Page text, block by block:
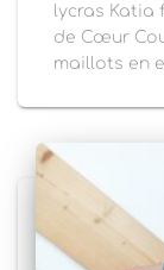
lycras
de Cœur
maillots en